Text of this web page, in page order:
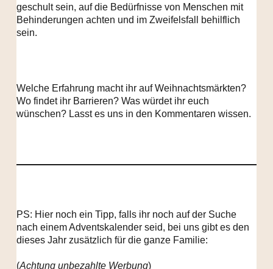
geschult sein, auf die Bedürfnisse von Menschen mit
Behinderungen achten und im Zweifelsfall behilflich
sein.
Welche Erfahrung macht ihr auf Weihnachtsmärkten?
Wo findet ihr Barrieren? Was würdet ihr euch
wünschen? Lasst es uns in den Kommentaren wissen.
PS: Hier noch ein Tipp, falls ihr noch auf der Suche
nach einem Adventskalender seid, bei uns gibt es den
dieses Jahr zusätzlich für die ganze Familie:
(Achtung unbezahlte Werbung)